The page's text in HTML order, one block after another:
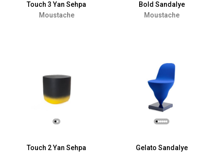
Touch 3 Yan Sehpa
Moustache
Bold Sandalye
Moustache
Touch 2 Yan Sehpa
Gelato Sandalye